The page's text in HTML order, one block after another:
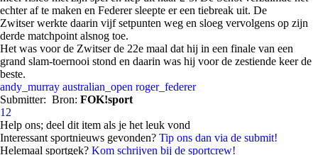
echter af te maken en Federer sleepte er een tiebreak uit. De
Zwitser werkte daarin vijf setpunten weg en sloeg vervolgens op zijn
derde matchpoint alsnog toe.
Het was voor de Zwitser de 22e maal dat hij in een finale van een
grand slam-toernooi stond en daarin was hij voor de zestiende keer de
beste.
andy_murray australian_open roger_federer
Submitter: Bron: FOK!sport
12
Help ons; deel dit item als je het leuk vond
Interessant sportnieuws gevonden? Tip ons dan via de submit!
Helemaal sportgek? Kom schrijven bij de sportcrew!